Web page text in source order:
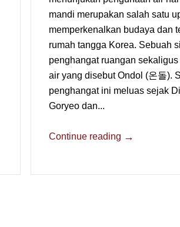
mandi merupakan salah satu
memperkenalkan budaya dan
rumah tangga Korea. Sebuah
penghangat ruangan
air yang disebut Ondol (온돌).
penghangat ini meluas sejak
Goryeo dan...
Continue reading →